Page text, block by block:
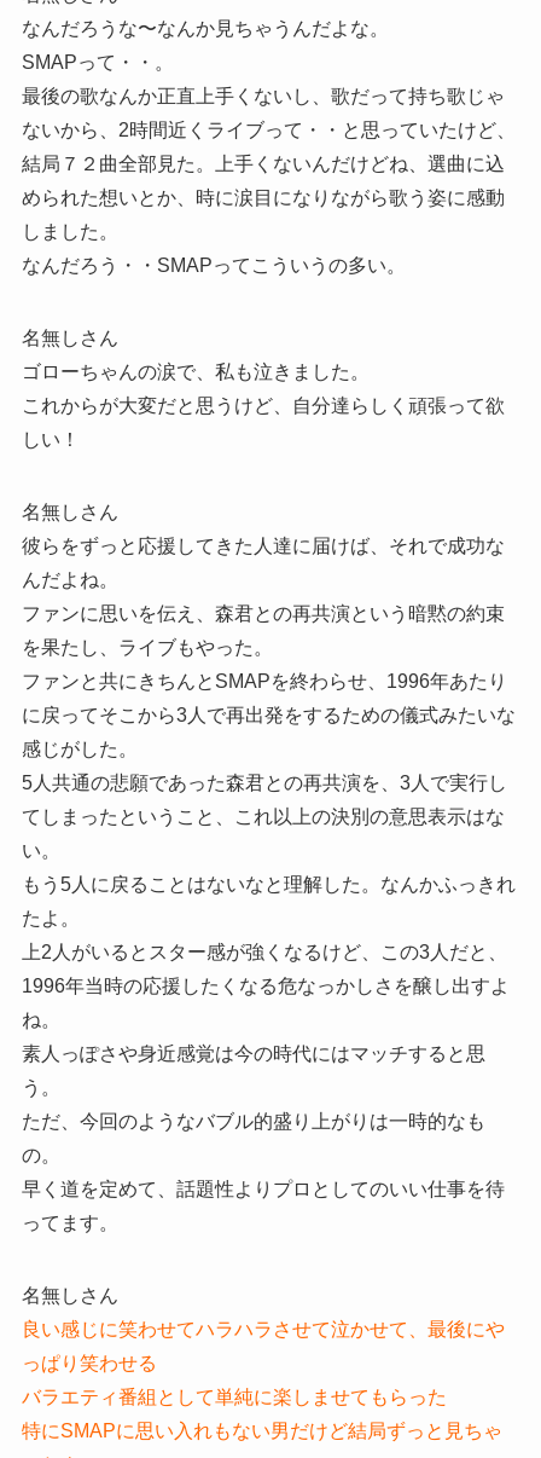
なんだろうな〜なんか見ちゃうんだよな。
SMAPって・・。
最後の歌なんか正直上手くないし、歌だって持ち歌じゃ
ないから、2時間近くライブって・・と思っていたけど、
結局７２曲全部見た。上手くないんだけどね、選曲に込
められた想いとか、時に涙目になりながら歌う姿に感動
しました。
なんだろう・・SMAPってこういうの多い。
名無しさん
ゴローちゃんの涙で、私も泣きました。
これからが大変だと思うけど、自分達らしく頑張って欲
しい！
名無しさん
彼らをずっと応援してきた人達に届けば、それで成功な
んだよね。
ファンに思いを伝え、森君との再共演という暗黙の約束
を果たし、ライブもやった。
ファンと共にきちんとSMAPを終わらせ、1996年あたり
に戻ってそこから3人で再出発をするための儀式みたいな
感じがした。
5人共通の悲願であった森君との再共演を、3人で実行し
てしまったということ、これ以上の決別の意思表示はな
い。
もう5人に戻ることはないなと理解した。なんかふっきれ
たよ。
上2人がいるとスター感が強くなるけど、この3人だと、
1996年当時の応援したくなる危なっかしさを醸し出すよ
ね。
素人っぽさや身近感覚は今の時代にはマッチすると思
う。
ただ、今回のようなバブル的盛り上がりは一時的なも
の。
早く道を定めて、話題性よりプロとしてのいい仕事を待
ってます。
名無しさん
良い感じに笑わせてハラハラさせて泣かせて、最後にや
っぱり笑わせる
バラエティ番組として単純に楽しませてもらった
特にSMAPに思い入れもない男だけど結局ずっと見ちゃ